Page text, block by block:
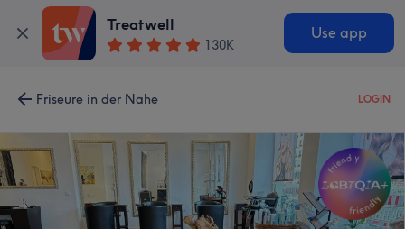
Treatwell
130K
Use app
Friseure in der Nähe LOGIN